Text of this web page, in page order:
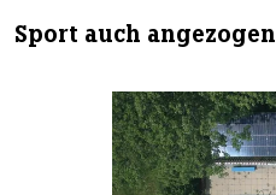
Sport auch angezogen